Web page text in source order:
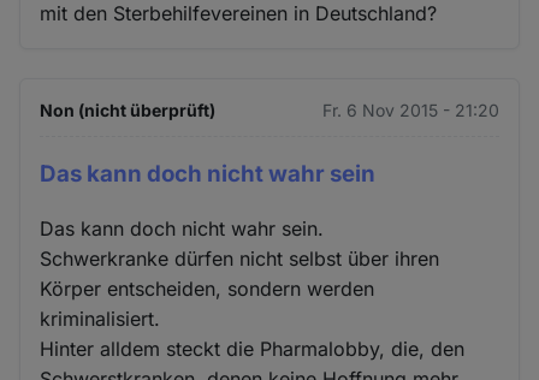
mit den Sterbehilfevereinen in Deutschland?
Non (nicht überprüft) Fr. 6 Nov 2015 - 21:20
Das kann doch nicht wahr sein
Das kann doch nicht wahr sein.
Schwerkranke dürfen nicht selbst über ihren
Körper entscheiden, sondern werden
kriminalisiert.
Hinter alldem steckt die Pharmalobby, die, den